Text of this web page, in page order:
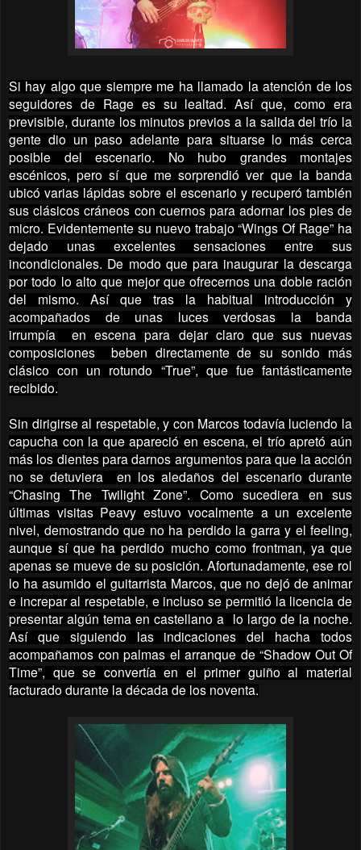
Si hay algo que siempre me ha llamado la atención de los
seguidores de Rage es su lealtad. Así que, como era
previsible, durante los minutos previos a la salida del trío la
gente dio un paso adelante para situarse lo más cerca
posible del escenario. No hubo grandes montajes
escénicos, pero sí que me sorprendió ver que la banda
ubicó varias lápidas sobre el escenario y recuperó también
sus clásicos cráneos con cuernos para adornar los pies de
micro. Evidentemente su nuevo trabajo “Wings Of Rage” ha
dejado unas excelentes sensaciones entre sus
incondicionales. De modo que para inaugurar la descarga
por todo lo alto que mejor que ofrecernos una doble ración
del mismo. Así que tras la habitual introducción y
acompañados de unas luces verdosas la banda
irrumpía en escena para dejar claro que sus nuevas
composiciones beben directamente de su sonido más
clásico con un rotundo “True”, que fue fantásticamente
recibido.
Sin dirigirse al respetable, y con Marcos todavía luciendo la
capucha con la que apareció en escena, el trío apretó aún
más los dientes para darnos argumentos para que la acción
no se detuviera en los aledaños del escenario durante
“Chasing The Twilight Zone”. Como sucediera en sus
últimas visitas Peavy estuvo vocalmente a un excelente
nivel, demostrando que no ha perdido la garra y el feeling,
aunque sí que ha perdido mucho como frontman, ya que
apenas se mueve de su posición. Afortunadamente, ese rol
lo ha asumido el guitarrista Marcos, que no dejó de animar
e increpar al respetable, e incluso se permitió la licencia de
presentar algún tema en castellano a lo largo de la noche.
Así que siguiendo las indicaciones del hacha todos
acompañamos con palmas el arranque de “Shadow Out Of
Time”, que se convertía en el primer guiño al material
facturado durante la década de los noventa.